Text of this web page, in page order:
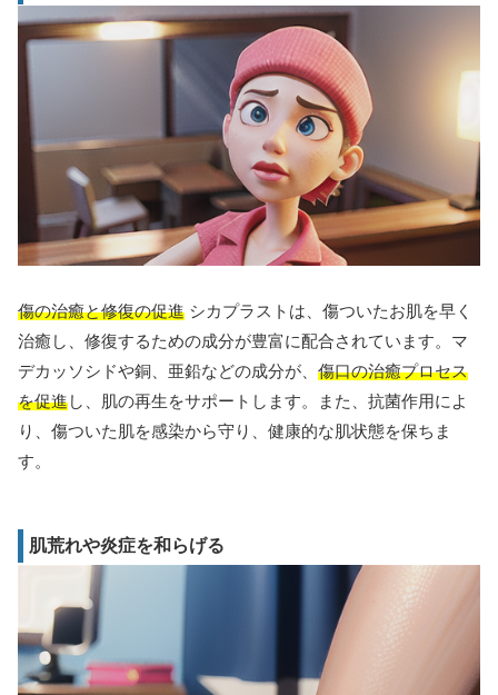
傷の治癒と修復の促進 シカプラストは、傷ついたお肌を早く
治癒し、修復するための成分が豊富に配合されています。マ
デカッソシドや銅、亜鉛などの成分が、 傷口の治癒プロセス
を促進し、肌の再生をサポートします。また、抗菌作用によ
り、傷ついた肌を感染から守り、健康的な肌状態を保ちま
す。
肌荒れや炎症を和らげる